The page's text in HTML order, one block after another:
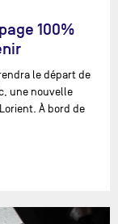
100%
le départ de
une nouvelle
À bord de